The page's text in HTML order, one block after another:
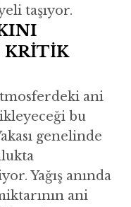
taşıyor.
KRİTİK
ani
bu
genelinde
Yağış anında
ani